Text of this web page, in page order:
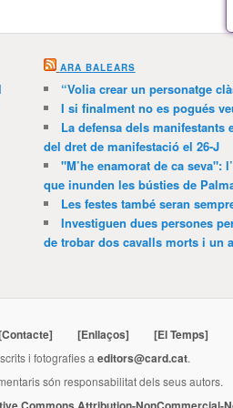
ARA BALEARS
“Volia crear un personatge
I si finalment no es pogués
La defensa dels
del dret de manifestació el 26-J
"M’he enamorat de ca seva":
que inunden les bústies de
Les festes també seran
Investiguen dues persones
de trobar dos cavalls morts i un
[Enllaços] [El Temps]
i fotografies a editors@card.cat.
són responsabilitat dels seus autors.